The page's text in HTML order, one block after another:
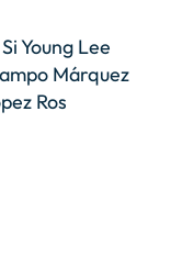
Young Lee
Márquez
Ros